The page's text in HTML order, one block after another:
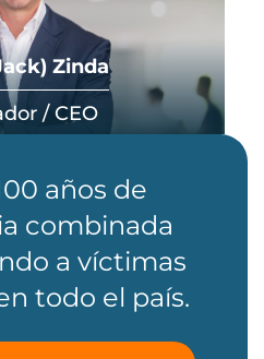
Zinda
/ CEO
años de
combinada
a víctimas
todo el país.